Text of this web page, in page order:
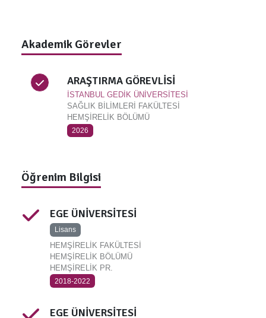
Akademik Görevler
ARAŞTIRMA GÖREVLİSİ
İSTANBUL GEDİK ÜNİVERSİTESİ
SAĞLIK BİLİMLERİ FAKÜLTESİ
HEMŞİRELİK BÖLÜMÜ
2026
Öğrenim Bilgisi
EGE ÜNİVERSİTESİ
Lisans
HEMŞİRELİK FAKÜLTESİ
HEMŞİRELİK BÖLÜMÜ
HEMŞİRELİK PR.
2018-2022
EGE ÜNİVERSİTESİ